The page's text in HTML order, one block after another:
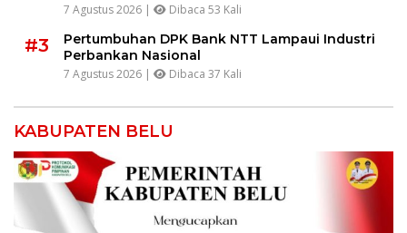
7 Agustus 2026 | Dibaca 53 Kali
#3
Pertumbuhan DPK Bank NTT Lampaui Industri
Perbankan Nasional
7 Agustus 2026 | Dibaca 37 Kali
KABUPATEN BELU